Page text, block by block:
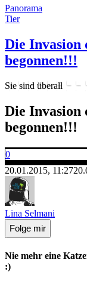
Panorama
Tier
Die Invasion
begonnen!!!
Sie sind überall
Die Invasion
begonnen!!!
0
20.01.2015, 11:27
Lina Selmani
Folge mir
Nie mehr eine
:)